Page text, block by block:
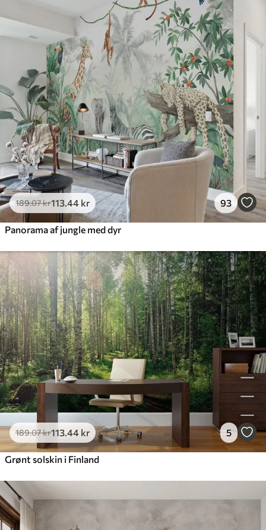
Premium
.33269.00kr/m²
Premium vinyl
516.67310.00 kr/m²
Peel and Stick
666.67400.00kr/m²
189.07kr113 .44 kr 93
Panorama af jungle med dyr
189.07kr113 .44 kr 5
Grønt solskin i Finland